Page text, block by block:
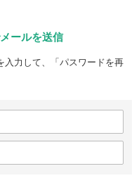
ールを送信
入力して、「パスワードを再